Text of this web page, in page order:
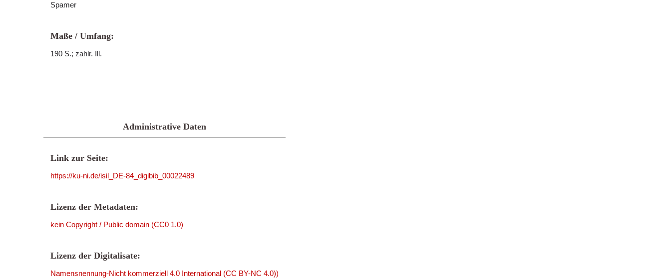
Spamer
Maße / Umfang:
190 S.; zahlr. Ill.
Administrative Daten
Link zur Seite:
https://ku-ni.de/isil_DE-84_digibib_00022489
Lizenz der Metadaten:
kein Copyright / Public domain (CC0 1.0)
Lizenz der Digitalisate:
Namensnennung-Nicht kommerziell 4.0 International (CC BY-NC 4.0))